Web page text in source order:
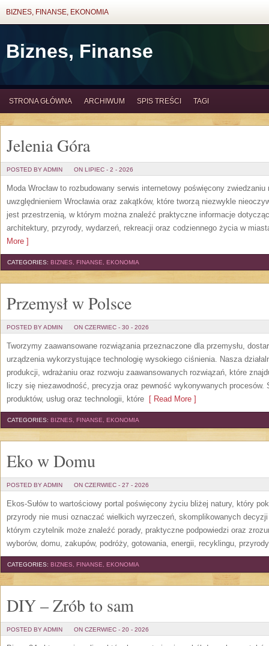
BIZNES, FINANSE, EKONOMIA
Biznes, Finanse
STRONA GŁÓWNA ARCHIWUM SPIS TREŚCI TAGI
Jelenia Góra
POSTED BY ADMIN ON LIPIEC - 2 - 2026
Moda Wrocław to rozbudowany serwis internetowy poświęcony
uwzględnieniem Wrocławia oraz zakątków, które tworzą niezwykle
jest przestrzenią, w którym można znaleźć praktyczne informacje
architektury, przyrody, wydarzeń, rekreacji oraz codziennego życia w
More ]
CATEGORIES: BIZNES, FINANSE, EKONOMIA
Przemysł w Polsce
POSTED BY ADMIN ON CZERWIEC - 30 - 2026
Tworzymy zaawansowane rozwiązania przeznaczone dla przemysłu,
urządzenia wykorzystujące technologię wysokiego ciśnienia. Nasza
produkcji, wdrażaniu oraz rozwoju zaawansowanych rozwiązań, które
liczy się niezawodność, precyzja oraz pewność wykonywanych procesów.
produktów, usług oraz technologii, które [ Read More ]
CATEGORIES: BIZNES, FINANSE, EKONOMIA
Eko w Domu
POSTED BY ADMIN ON CZERWIEC - 27 - 2026
Ekos-Sułów to wartościowy portal poświęcony życiu bliżej natury, który
przyrody nie musi oznaczać wielkich wyrzeczeń, skomplikowanych
którym czytelnik może znaleźć porady, praktyczne podpowiedzi oraz
wyborów, domu, zakupów, podróży, gotowania, energii, recyklingu,
CATEGORIES: BIZNES, FINANSE, EKONOMIA
DIY – Zrób to sam
POSTED BY ADMIN ON CZERWIEC - 20 - 2026